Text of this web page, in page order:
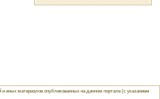
иных материалов опубликованных на данном портале (с указанием